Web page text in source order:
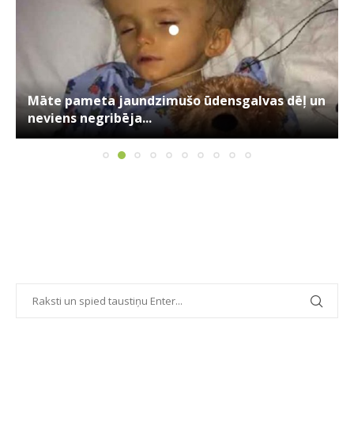
Māte pameta jaundzimušo ūdensgalvas dēļ un
neviens negribēja...